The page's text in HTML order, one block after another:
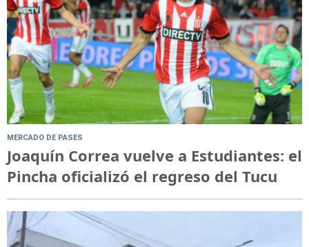
MERCADO DE PASES
Joaquín Correa vuelve a Estudiantes: el
Pincha oficializó el regreso del Tucu